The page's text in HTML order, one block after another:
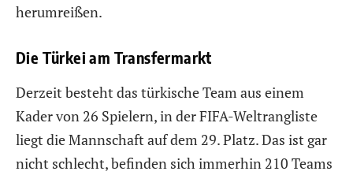
herumreißen.
Die Türkei am Transfermarkt
Derzeit besteht das türkische Team aus einem
Kader von 26 Spielern, in der FIFA-Weltrangliste
liegt die Mannschaft auf dem 29. Platz. Das ist gar
nicht schlecht, befinden sich immerhin 210 Teams